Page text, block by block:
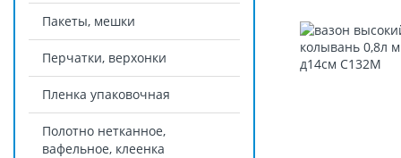
Пакеты, мешки
Перчатки, верхонки
Пленка упаковочная
Полотно нетканное,
вафельное, клеенка